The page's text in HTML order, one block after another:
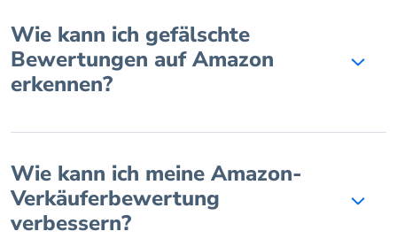
Wie kann ich gefälschte
Bewertungen auf Amazon
erkennen?
Wie kann ich meine Amazon-
Verkäuferbewertung
verbessern?